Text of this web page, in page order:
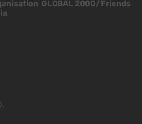
GLOBAL 2000/Friends